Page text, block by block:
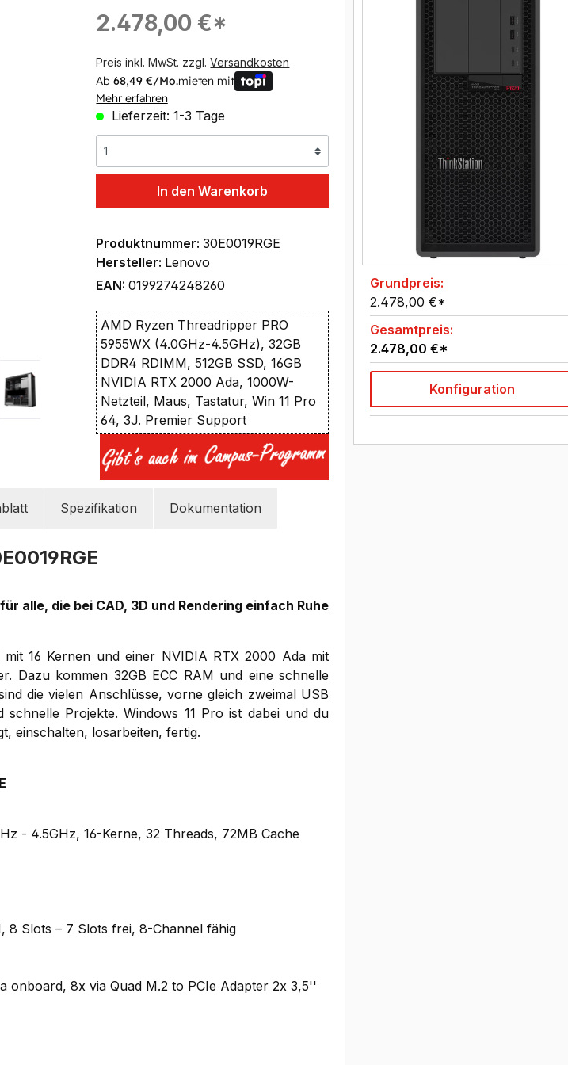
Regulärer Preis:
2.478,00 €*
Preis inkl. MwSt. zzgl.Versandkosten
Ab68,49 €/Mo.mieten mit
Mehr erfahren
Lieferzeit: 1-3 Tage
In den Warenkorb
Produktnummer:30E0019RGE
Hersteller: Lenovo
EAN:0199274248260
AMD Ryzen Threadripper PRO
5955WX (4.0GHz-4.5GHz), 32GB
DDR4 RDIMM, 512GB SSD, 16GB
NVIDIA RTX 2000 Ada, 1000W-
Netzteil, Maus, Tastatur, Win 11 Pro
64, 3J. Premier Support
Spezifikation Dokumentation
alle, die bei CAD, 3D und Rendering einfach Ruhe
16 Kernen und einer NVIDIA RTX 2000 Ada mit
Dazu kommen 32GB ECC RAM und eine schnelle
die vielen Anschlüsse, vorne gleich zweimal USB
Projekte. Windows 11 Pro ist dabei und du
einschalten, losarbeiten, fertig.
- 4.5GHz, 16-Kerne, 32 Threads, 72MB Cache
8 Slots – 7 Slots frei, 8-Channel fähig
onboard, 8x via Quad M.2 to PCIe Adapter 2x 3,5''
Grundpreis:
2.478,00 €*
Gesamtpreis:
2.478,00 €*
Konfiguration